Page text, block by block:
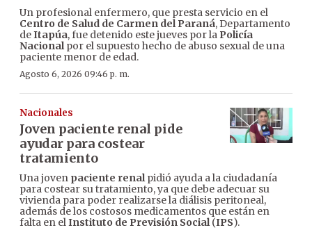
Un profesional enfermero, que presta servicio en el
Centro de Salud de Carmen del Paraná, Departamento
deItapúa, fue detenido este jueves por la Policía
Nacionalpor el supuesto hecho de abuso sexual de una
paciente menor de edad.
Agosto 6, 2026 09:46 p. m.
Nacionales
Joven paciente renal pide
ayudar para costear
tratamiento
Una joven paciente renalpidió ayuda a la ciudadanía
para costear su tratamiento, ya que debe adecuar su
vivienda para poder realizarse la diálisis peritoneal,
además de los costosos medicamentos que están en
falta en elInstituto de Previsión Social(IPS).